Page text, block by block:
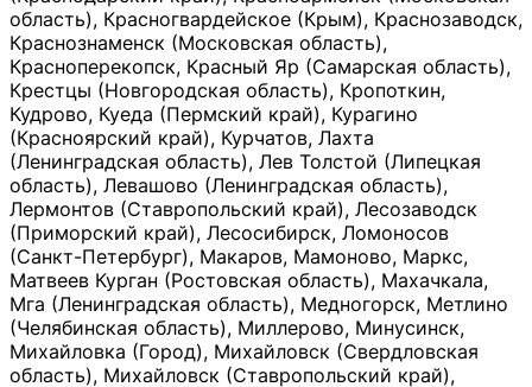
область), Красногвардейское (Крым), Краснозаводск,
Краснознаменск (Московская область),
Красноперекопск, Красный Яр (Самарская область),
Крестцы (Новгородская область), Кропоткин,
Кудрово, Куеда (Пермский край), Курагино
(Красноярский край), Курчатов, Лахта
(Ленинградская область), Лев Толстой (Липецкая
область), Левашово (Ленинградская область),
Лермонтов (Ставропольский край), Лесозаводск
(Приморский край), Лесосибирск, Ломоносов
(Санкт-Петербург), Макаров, Мамоново, Маркс,
Матвеев Курган (Ростовская область), Махачкала,
Мга (Ленинградская область), Медногорск, Метлино
(Челябинская область), Миллерово, Минусинск,
Михайловка (Город), Михайловск (Свердловская
область), Михайловск (Ставропольский край),